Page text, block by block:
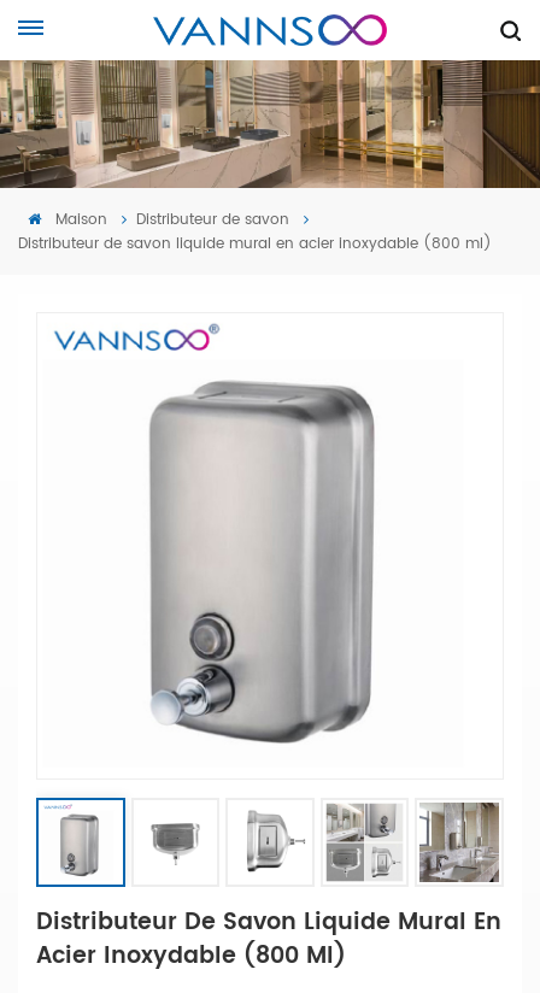
Maison
Distributeur de savon
Distributeur de savon liquide mural en acier inoxydable (800 ml)
Distributeur De Savon Liquide Mural En
Acier Inoxydable (800 Ml)